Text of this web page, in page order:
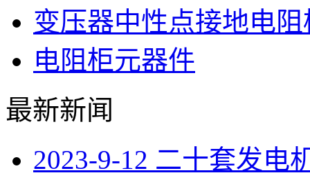
变压器中性点接地电阻
电阻柜元器件
最新新闻
2023-9-12 二十套发电